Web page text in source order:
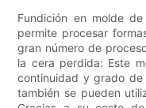
Fundición en molde
permite procesar
gran número de
la cera perdida: Este
continuidad y grado
también se pueden